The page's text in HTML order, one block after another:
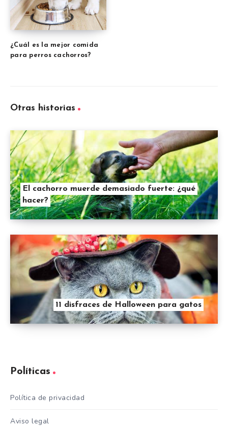
¿Cuál es la mejor comida
para perros cachorros?
Otras historias
El cachorro muerde demasiado fuerte: ¿qué
hacer?
11 disfraces de Halloween para gatos
Políticas
Política de privacidad
Aviso legal